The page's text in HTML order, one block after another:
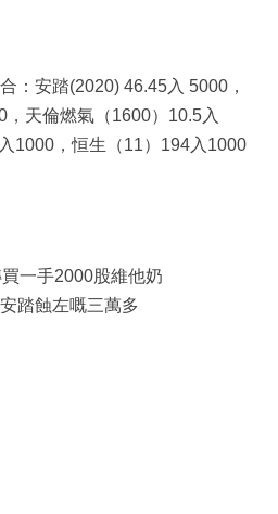
：安踏(2020) 46.45入 5000，
天倫燃氣（1600）10.5入
1000，恒生（11）194入1000
一手2000股維他奶
踏蝕左嘅三萬多